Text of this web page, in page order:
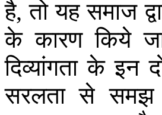
है,तो यह समाज
के कारण किये
दिव्यांगता के इन
सरलता से समझ